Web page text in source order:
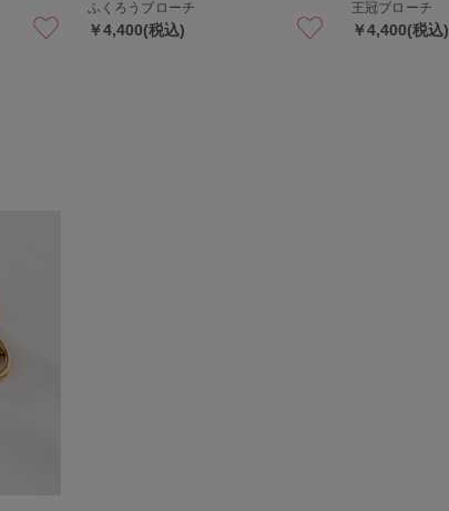
ふくろうブローチ
￥4,400(税込)
王冠ブローチ
￥4,400(税込)